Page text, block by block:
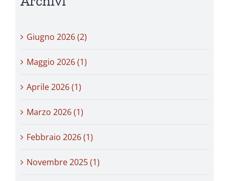
Giugno 2026 (2)
Maggio 2026 (1)
Aprile 2026 (1)
Marzo 2026 (1)
Febbraio 2026 (1)
Novembre 2025 (1)